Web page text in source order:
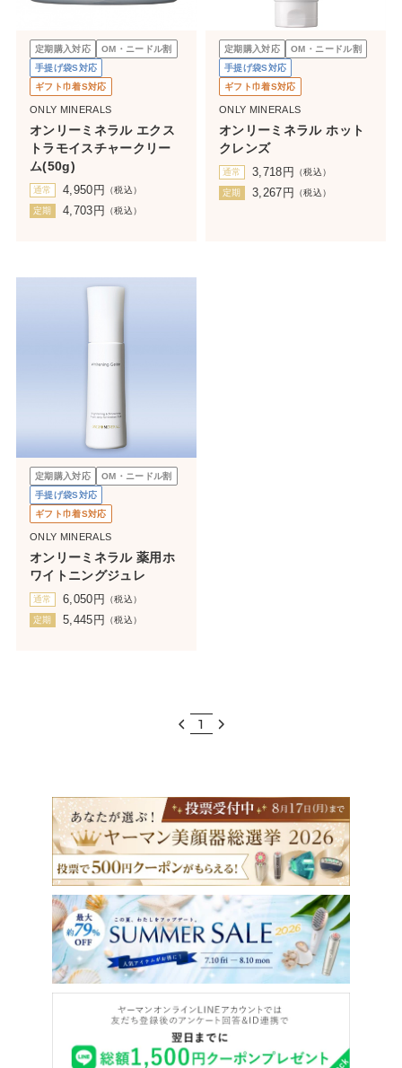
定期購入対応
OM・ニードル割
手提げ袋S対応
ギフト巾着S対応
ONLY MINERALS
オンリーミネラル エクス
トラモイスチャークリー
ム(50g)
通常 4,950 円 （税込）
定期 4,703 円 （税込）
定期購入対応
OM・ニードル割
手提げ袋S対応
ギフト巾着S対応
ONLY MINERALS
オンリーミネラル ホット
クレンズ
通常 3,718 円 （税込）
定期 3,267 円 （税込）
定期購入対応
OM・ニードル割
手提げ袋S対応
ギフト巾着S対応
ONLY MINERALS
オンリーミネラル 薬用ホ
ワイトニングジュレ
通常 6,050 円 （税込）
定期 5,445 円 （税込）
1